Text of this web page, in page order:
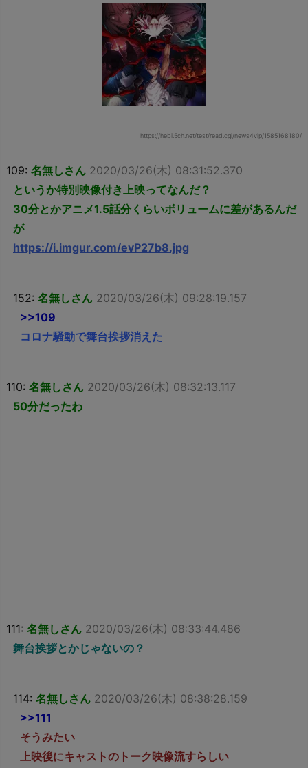
https://hebi.5ch.net/test/read.cgi/news4vip/1585168180/
109: 名無しさん 2020/03/26(木) 08:31:52.370
というか特別映像付き上映ってなんだ？
30分とかアニメ1.5話分くらいボリュームに差があるんだ
が
https://i.imgur.com/evP27b8.jpg
152: 名無しさん 2020/03/26(木) 09:28:19.157
>>109
コロナ騒動で舞台挨拶消えた
110: 名無しさん 2020/03/26(木) 08:32:13.117
50分だったわ
111: 名無しさん 2020/03/26(木) 08:33:44.486
舞台挨拶とかじゃないの？
114: 名無しさん 2020/03/26(木) 08:38:28.159
>>111
そうみたい
上映後にキャストのトーク映像流すらしい